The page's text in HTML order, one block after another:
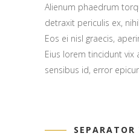
Alienum phaedrum
detraxit periculis ex,
Eos ei nisl graecis,
Eius lorem tincidunt vix
sensibus id, error